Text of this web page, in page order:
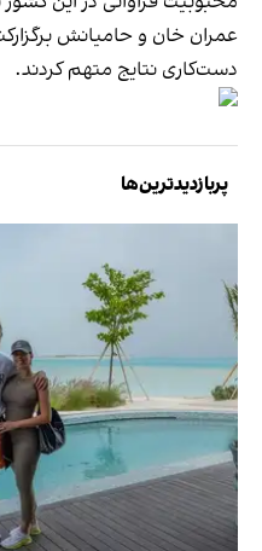
عمران خان و حامیانش
دست‌کاری نتایج متهم کردند.
پربازدیدترین‌ها